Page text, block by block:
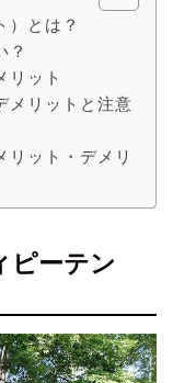
）とは？
？
リット
メリットと注意
リット・デメリ
ピーテン